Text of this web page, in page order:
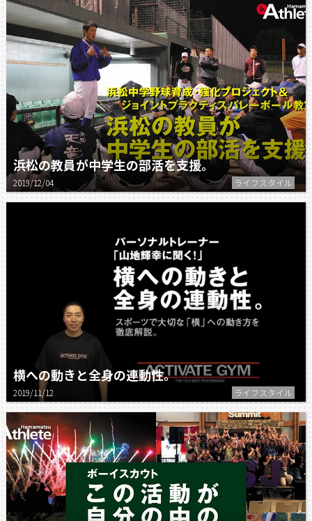
浜松の教員が中学生の部活を支援。
2019/12/04 ライフスタイル
横への動きと全身の連動性。
2019/11/12 ライフスタイル